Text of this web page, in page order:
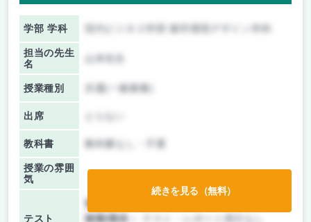
学部 学科
担当の先生
名
授業種別 共通(一般教養)
出席
教科書 教科書なし・不要
授業の雰囲
気
テスト
前期/中間：
後期/期末：
続きを見る（無料）